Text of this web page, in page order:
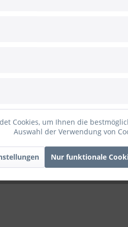
/ Acryl 30cm
glänzendem Acryl "All of me
und mit unserem
Schriftzug wird mit weiß
Cookies, um Ihnen die
Auswahl der Verwendung von
Nur funktionale